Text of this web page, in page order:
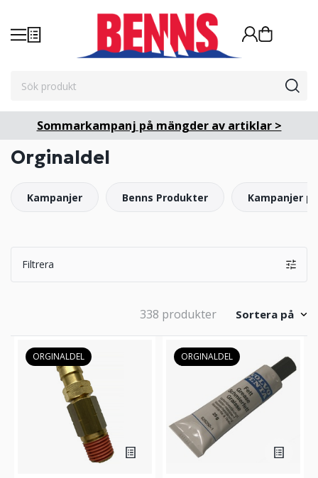
Sommarkampanj på mängder av artiklar >
Orginaldel
Kampanjer Benns Produkter Kampanjer
Filtrera
338 produkter Sortera på
ORGINALDEL ORGINALDEL